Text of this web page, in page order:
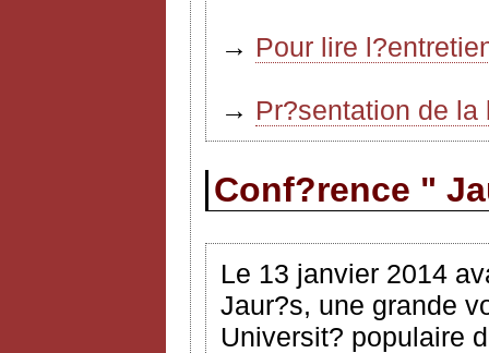
→ Pour lire
→ Pr?sentation de
Conf?rence "
Le 13 janvier 2014
Jaur?s, une grande
Universit? populaire